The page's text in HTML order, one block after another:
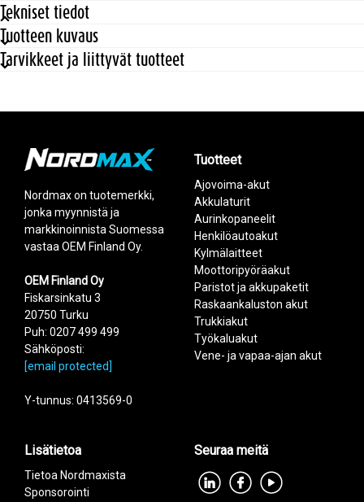
Tekniset tiedot
Ominaisuudet
Leveys
360 mm
Liitäntä
kaapeli + mc 4
Paino
0,9 kg
Maksimivirta (IMP)
1,97 A
Maksimijännite (VMP)
18 V
Tuotteen kuvaus
Tarvikkeet ja liittyvät tuotteet
NM35WFL2
NM55WFL
Taipuisa yksikidepaneeli 55W
Taipuisa yksikidepaneeli 60W
NM85WFL
Taipuisa yksikidepaneeli 85W
NM95WFL
Taipuisa yksikidepaneeli 95W
Add to existing cart row Add as new cart row
Nordmax on tuotemerkki,
jonka myynnistä ja
markkinoinnista Suomessa
vastaa OEM Finland Oy.
OEM Finland Oy
Fiskarsinkatu 3
20750 Turku
Puh: 0207 499 499
Sähköposti:
[email protected]
Y-tunnus: 0413569-0
Tuotteet
Ajovoima-akut
Akkulaturit
Aurinkopaneelit
Henkilöautoakut
Kylmälaitteet
Moottoripyöräakut
Paristot ja akkupaketit
Raskaankaluston akut
Trukkiakut
Työkaluakut
Vene- ja vapaa-ajan akut
Lisätietoa
Tietoa Nordmaxista
Sponsorointi
Seuraa meitä